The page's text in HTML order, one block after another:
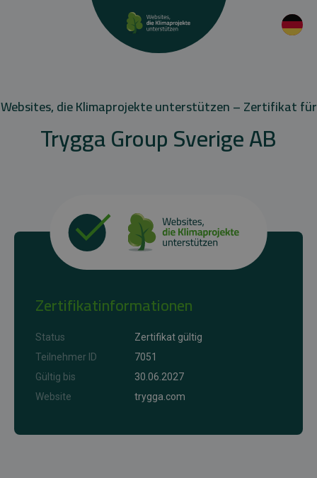
Websites, die Klimaprojekte unterstützen – Zertifikat für
Trygga Group Sverige AB
Zertifikatinformationen
Status
Zertifikat gültig
Teilnehmer ID
7051
Gültig bis
30.06.2027
Website
trygga.com